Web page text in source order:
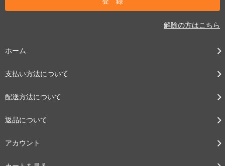
解除の方はこちら
ホーム
支払い方法について
配送方法について
返品について
アカウント